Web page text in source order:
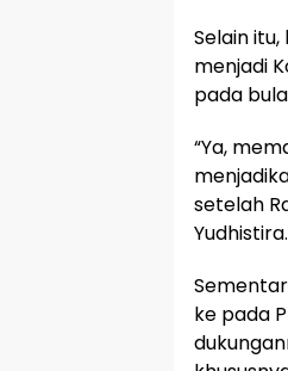
Selain
menjadi
pada
“Ya,
setelah
Yudhistira.
ke pada